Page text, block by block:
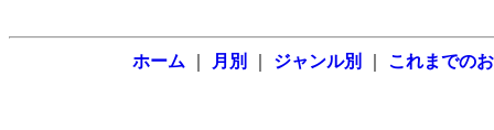
ホーム 月別 ジャンル別 これまでの